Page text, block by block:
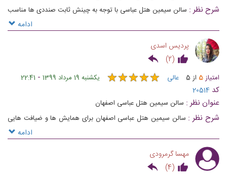
شرح نظر : سالن سیمین هتل عباسی با توجه به چینش ثابت صنددی ها مناسب
ادامه
پردیس اسدی
(
2
)
امتیاز5 از 5 عالی ★★★★★
★★★★★ یکشنبه 19 مرداد 1399 -
22:41
کد 20514
عنوان نظر : سالن سیمین هتل عباسی اصفهان
شرح نظر : سالن سیمین هتل عباسی اصفهان برای همایش ها و ضیافت هایی
ادامه
مهسا گرمرودی
(
4
)